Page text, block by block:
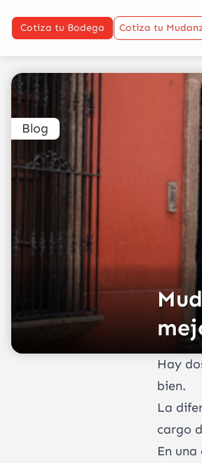
Cotiza tu Bodega Cotiza tu
Blog
Hay
bien.
La
cargo
En